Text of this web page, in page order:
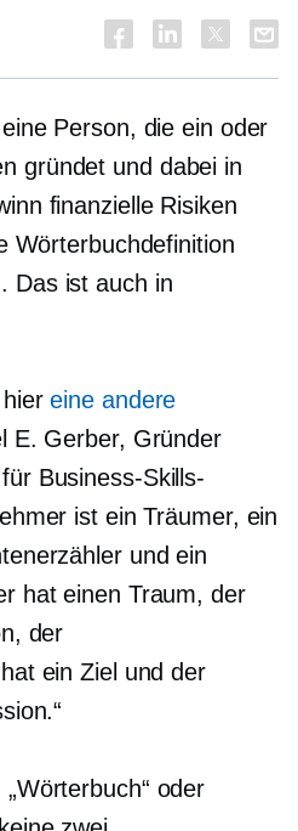
Person, die ein oder
gründet und dabei in
finanzielle Risiken
Wörterbuchdefinition
Das ist auch in
hiereine andere
E. Gerber, Gründer
Business-Skills-
ist ein Träumer, ein
und ein
hat einen Traum, der
der
ein Ziel und der
oder